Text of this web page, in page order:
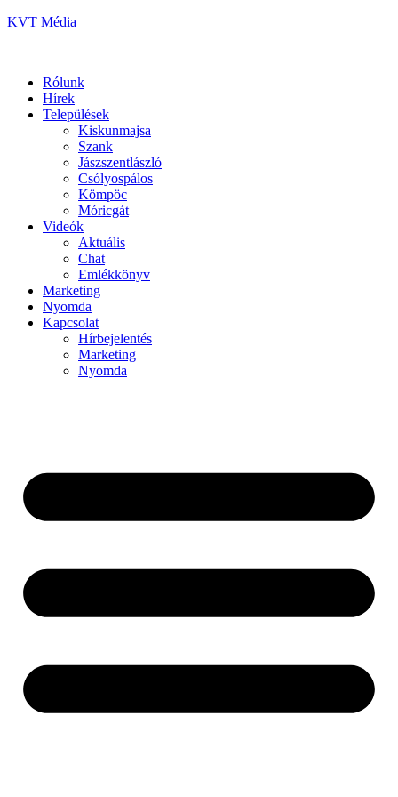
KVT Média
Rólunk
Hírek
Települések
Kiskunmajsa
Szank
Jászszentlászló
Csólyospálos
Kömpöc
Móricgát
Videók
Aktuális
Chat
Emlékkönyv
Marketing
Nyomda
Kapcsolat
Hírbejelentés
Marketing
Nyomda